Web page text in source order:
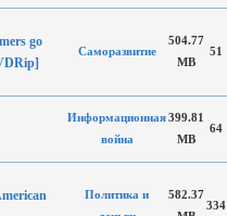
go
Саморазвитие
504.77
MB
51
Информационная
война
399.81
MB
64
Политика и
582.37
334